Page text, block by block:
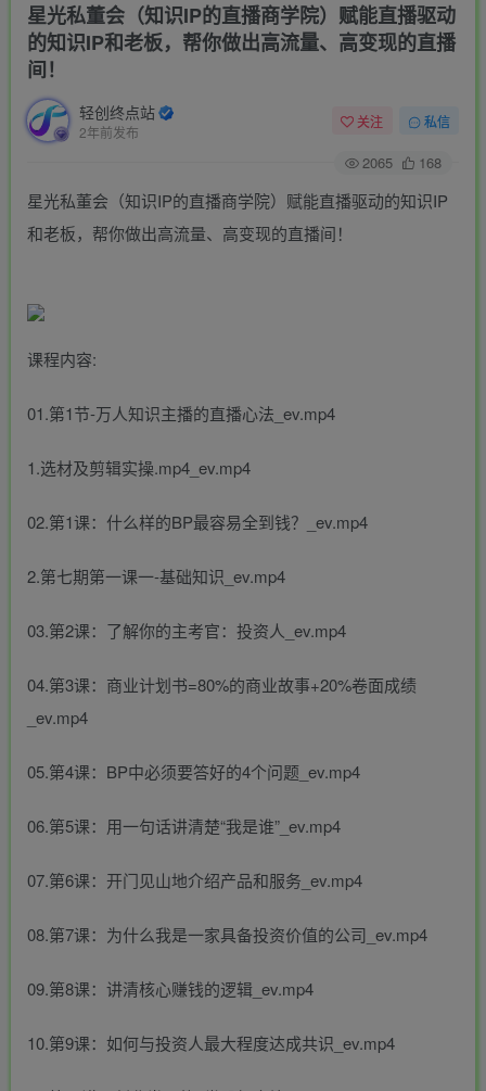
星光私董会（知识IP的直播商学院）赋能直播驱动
的知识IP和老板，帮你做出高流量、高变现的直播
间！
轻创终点站
2年前发布
关注 私信
2065 168
星光私董会（知识IP的直播商学院）赋能直播驱动的知识IP
和老板，帮你做出高流量、高变现的直播间！
课程内容:
01.第1节-万人知识主播的直播心法_ev.mp4
1.选材及剪辑实操.mp4_ev.mp4
02.第1课：什么样的BP最容易全到钱？_ev.mp4
2.第七期第一课一-基础知识_ev.mp4
03.第2课：了解你的主考官：投资人_ev.mp4
04.第3课：商业计划书=80%的商业故事+20%卷面成绩
_ev.mp4
05.第4课：BP中必须要答好的4个问题_ev.mp4
06.第5课：用一句话讲清楚“我是谁”_ev.mp4
07.第6课：开门见山地介绍产品和服务_ev.mp4
08.第7课：为什么我是一家具备投资价值的公司_ev.mp4
09.第8课：讲清核心赚钱的逻辑_ev.mp4
10.第9课：如何与投资人最大程度达成共识_ev.mp4